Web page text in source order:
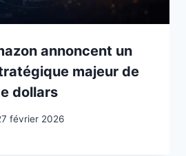
annoncent un
majeur de
dollars
février 2026